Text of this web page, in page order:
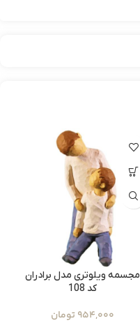
مجسمه ویلوتری مدل برادران
کد 108
954,000تومان